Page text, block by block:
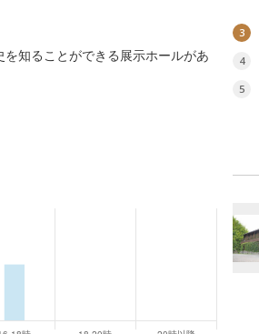
知ることができる展示ホールがあ
3
4
5